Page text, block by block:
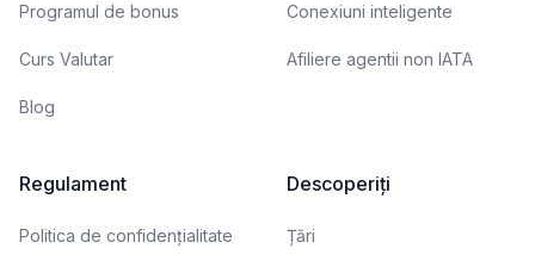
Programul de bonus
Curs Valutar
Blog
Conexiuni inteligente
Afiliere agentii non IATA
Regulament
Politica de confidențialitate
Descoperiți
Țări